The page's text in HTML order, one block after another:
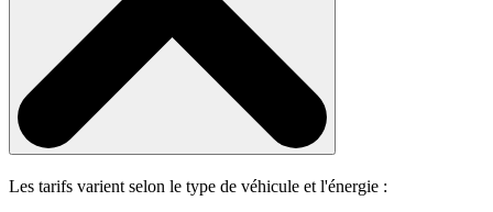
Les tarifs varient selon le type de véhicule et l'énergie :